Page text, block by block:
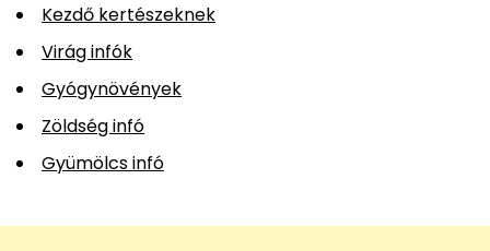
Kezdő kertészeknek
Virág infók
Gyógynövények
Zöldség infó
Gyümölcs infó